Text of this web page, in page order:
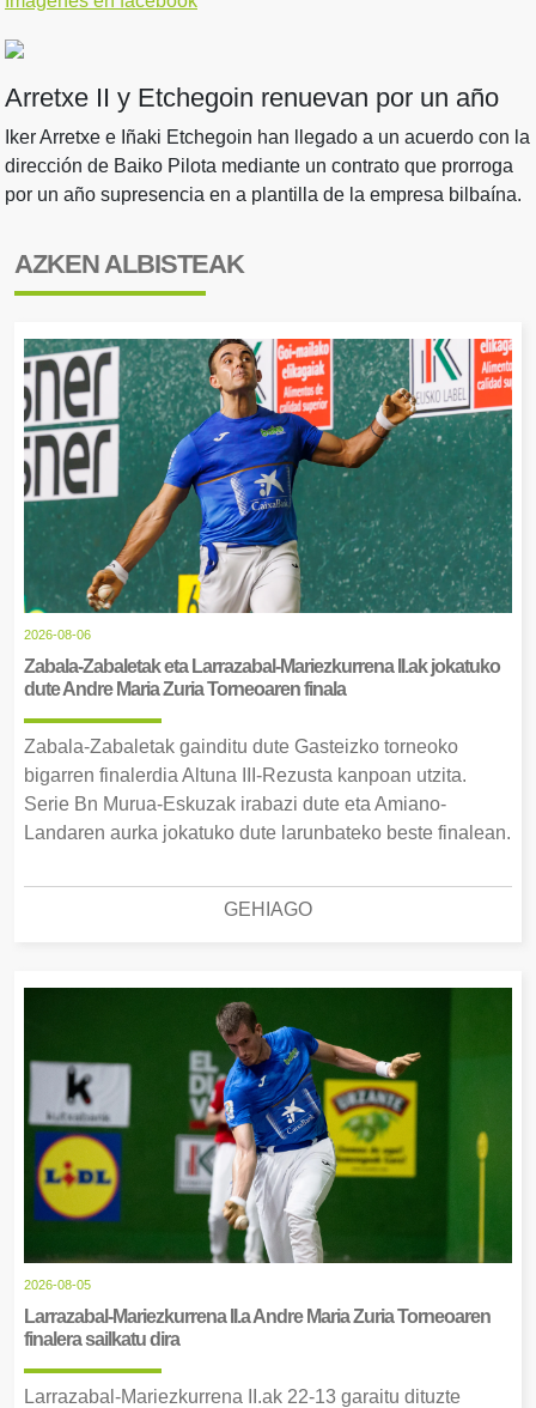
Arretxe II y Etchegoin renuevan por un año
Iker Arretxe e Iñaki Etchegoin han llegado a un acuerdo con la
dirección de Baiko Pilota mediante un contrato que prorroga
por un año supresencia en a plantilla de la empresa bilbaína.
AZKEN ALBISTEAK
2026-08-06
Zabala-Zabaletak eta Larrazabal-Mariezkurrena II.ak jokatuko
dute Andre Maria Zuria Torneoaren finala
Zabala-Zabaletak gainditu dute Gasteizko torneoko
bigarren finalerdia Altuna III-Rezusta kanpoan utzita.
Serie Bn Murua-Eskuzak irabazi dute eta Amiano-
Landaren aurka jokatuko dute larunbateko beste finalean.
GEHIAGO
2026-08-05
Larrazabal-Mariezkurrena II.a Andre Maria Zuria Torneoaren
finalera sailkatu dira
Larrazabal-Mariezkurrena II.ak 22-13 garaitu dituzte